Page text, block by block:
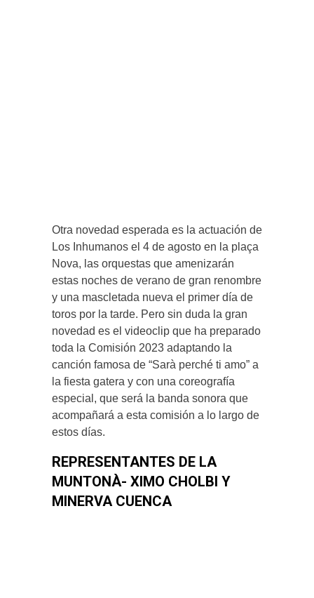
Otra novedad esperada es la actuación de
Los Inhumanos el 4 de agosto en la plaça
Nova, las orquestas que amenizarán
estas noches de verano de gran renombre
y una mascletada nueva el primer día de
toros por la tarde. Pero sin duda la gran
novedad es el videoclip que ha preparado
toda la Comisión 2023 adaptando la
canción famosa de “Sarà perché ti amo” a
la fiesta gatera y con una coreografía
especial, que será la banda sonora que
acompañará a esta comisión a lo largo de
estos días.
REPRESENTANTES DE LA
MUNTONÀ- XIMO CHOLBI Y
MINERVA CUENCA